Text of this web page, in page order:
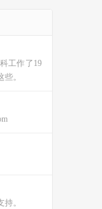
工作了19
。
。